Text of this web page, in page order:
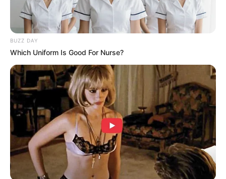
BUZZ DAY
Which Uniform Is Good For Nurse?